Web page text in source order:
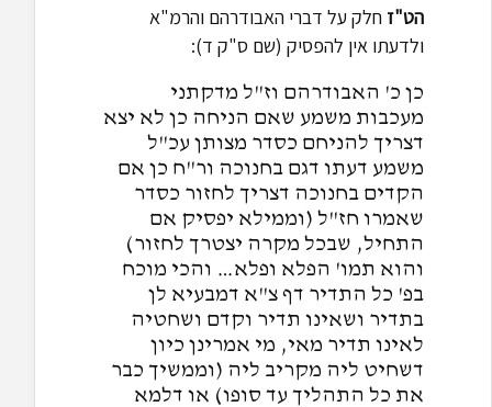
הט"ז חלק על דברי האבודרהם והרמ"א
ולדעתו אין להפסיק (שם ס"ק ד):
כן כ' האבודרהם וז"ל מדקתני
מעכבות משמע שאם הניחה כן לא יצא
דצריך להניחם כסדר מצותן עכ"ל
משמע דעתו דגם בחנוכה ור"ח כן אם
הקדים בחנוכה דצריך לחזור כסדר
שאמרו חז"ל (וממילא יפסיק אם
התחיל, שבכל מקרה יצטרך לחזור)
והוא תמו' הפלא ופלא… והכי מוכח
בפ' כל התדיר דף צ"א דמבעיא לן
בתדיר ושאינו תדיר וקדם ושחטיה
לאינו תדיר מאי, מי אמרינן כיון
דשחיט ליה מקריב ליה (וממשיך כבר
את כל התהליך עד סופו) או דלמא